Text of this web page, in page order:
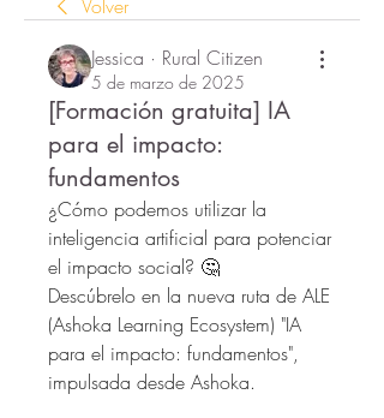
Volver
Jessica · Rural Citizen
5 de marzo de 2025
[Formación gratuita] IA
para el impacto:
fundamentos
¿Cómo podemos utilizar la
inteligencia artificial para potenciar
el impacto social? 🤔
Descúbrelo en la nueva ruta de ALE
(Ashoka Learning Ecosystem) "IA
para el impacto: fundamentos",
impulsada desde Ashoka.